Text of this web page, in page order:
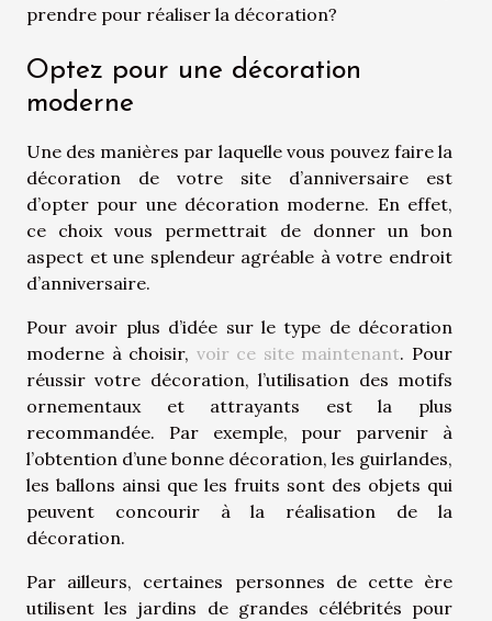
prendre pour réaliser la décoration?
Optez pour une décoration
moderne
Une des manières par laquelle vous pouvez faire la
décoration de votre site d’anniversaire est
d’opter pour une décoration moderne. En effet,
ce choix vous permettrait de donner un bon
aspect et une splendeur agréable à votre endroit
d’anniversaire.
Pour avoir plus d’idée sur le type de décoration
moderne à choisir, voir ce site maintenant. Pour
réussir votre décoration, l’utilisation des motifs
ornementaux et attrayants est la plus
recommandée. Par exemple, pour parvenir à
l’obtention d’une bonne décoration, les guirlandes,
les ballons ainsi que les fruits sont des objets qui
peuvent concourir à la réalisation de la
décoration.
Par ailleurs, certaines personnes de cette ère
utilisent les jardins de grandes célébrités pour